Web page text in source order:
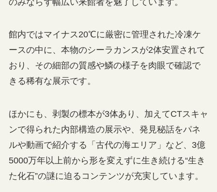
館内ではマイナス20℃に厳密に管理された冷凍ケ
ースの中に、本物のシーラカンスが2体安置されて
おり、その細部の質感や鱗の様子を肉眼で確認で
きる稀有な展示です。
ほかにも、剥製の標本が3体あり、加えてCTスキャ
ンで得られた内部構造の展示や、発見秘話をパネ
ルや動画で紹介する「古代の海エリア」など、3億
5000万年以上前から形を変えずに生き続ける“生き
た化石”の謎に迫るコンテンツが充実しています。